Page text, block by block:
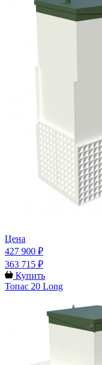
Цена
427 900 ₽
363 715 ₽
Купить
Топас 20 Long